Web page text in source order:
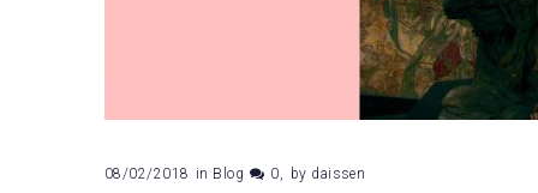
08/02/2018 in Blog 0 by daissen